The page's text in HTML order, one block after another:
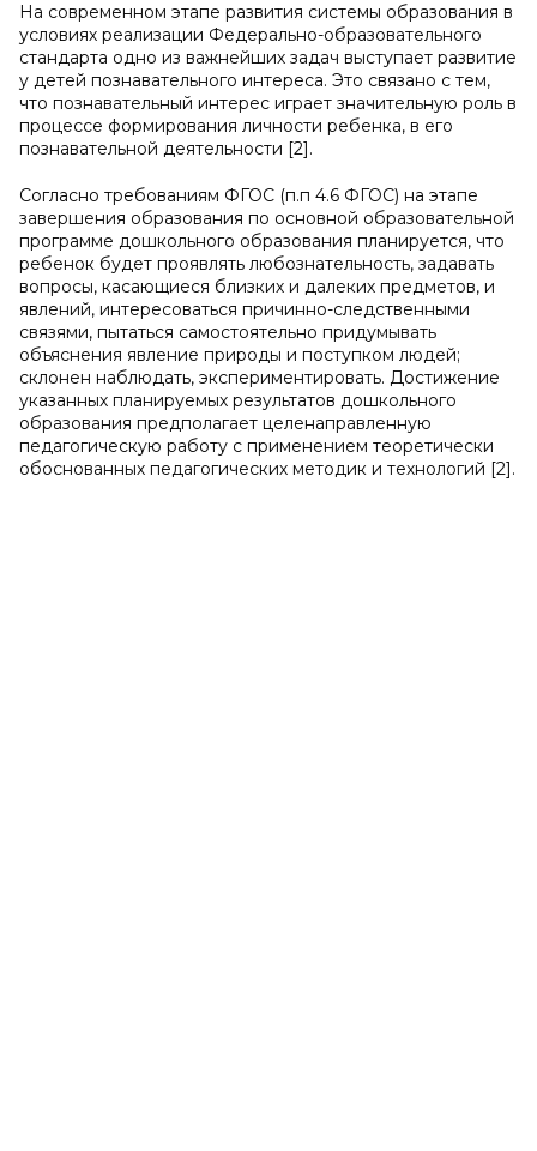
На современном этапе развития системы образования в
условиях реализации Федерально-образовательного
стандарта одно из важнейших задач выступает развитие
у детей познавательного интереса. Это связано с тем,
что познавательный интерес играет значительную роль в
процессе формирования личности ребенка, в его
познавательной деятельности [2].
Согласно требованиям ФГОС (п.п 4.6 ФГОС) на этапе
завершения образования по основной образовательной
программе дошкольного образования планируется, что
ребенок будет проявлять любознательность, задавать
вопросы, касающиеся близких и далеких предметов, и
явлений, интересоваться причинно-следственными
связями, пытаться самостоятельно придумывать
объяснения явление природы и поступком людей;
склонен наблюдать, экспериментировать. Достижение
указанных планируемых результатов дошкольного
образования предполагает целенаправленную
педагогическую работу с применением теоретически
обоснованных педагогических методик и технологий [2].